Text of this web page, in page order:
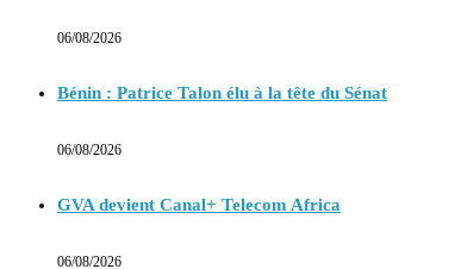
06/08/2026
Bénin : Patrice Talon élu à la tête du Sénat
06/08/2026
GVA devient Canal+ Telecom Africa
06/08/2026